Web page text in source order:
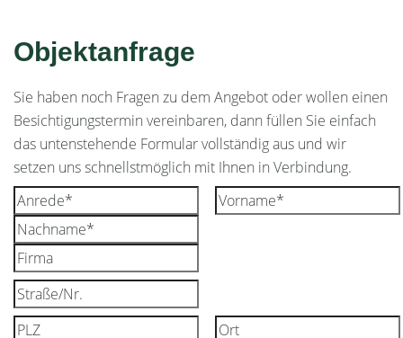
Objektanfrage
Sie haben noch Fragen zu dem Angebot oder wollen einen
Besichtigungstermin vereinbaren, dann füllen Sie einfach
das untenstehende Formular vollständig aus und wir
setzen uns schnellstmöglich mit Ihnen in Verbindung.